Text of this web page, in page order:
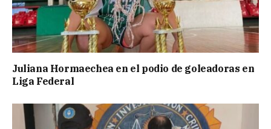
Juliana Hormaechea en el podio de goleadoras en
Liga Federal